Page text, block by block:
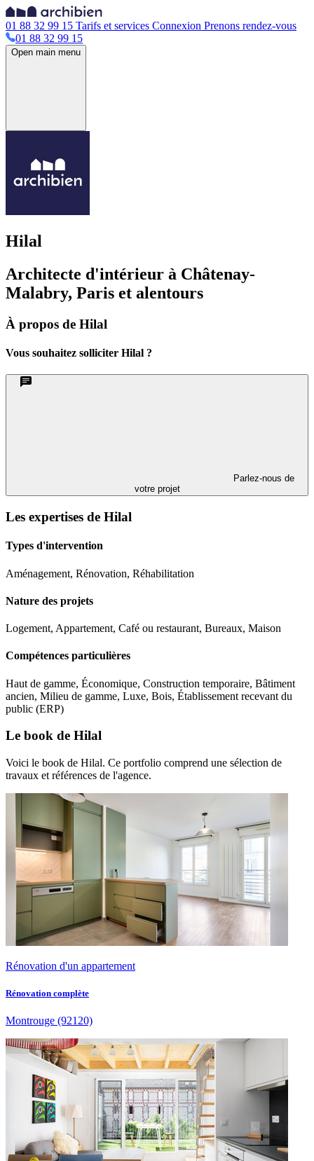
01 88 32 99 15 Tarifs et services Connexion Prenons rendez-vous
01 88 32 99 15
Open main menu
Hilal
Architecte d'intérieur à Châtenay-
Malabry, Paris et alentours
À propos de Hilal
Vous souhaitez solliciter Hilal ?
Parlez-nous de
votre projet
Les expertises de Hilal
Types d'intervention
Aménagement, Rénovation, Réhabilitation
Nature des projets
Logement, Appartement, Café ou restaurant, Bureaux, Maison
Compétences particulières
Haut de gamme, Économique, Construction temporaire, Bâtiment
ancien, Milieu de gamme, Luxe, Bois, Établissement recevant du
public (ERP)
Le book de Hilal
Voici le book de Hilal. Ce portfolio comprend une sélection de
travaux et références de l'agence.
Rénovation d'un appartement
Rénovation complète
Montrouge (92120)